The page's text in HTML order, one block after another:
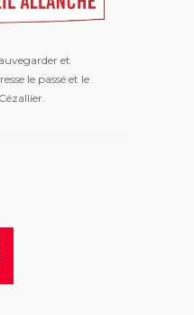
et
le passé et le